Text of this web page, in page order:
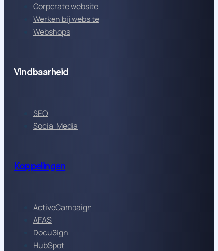
Corporate website
Werken bij website
Webshops
Vindbaarheid
SEO
Social Media
Koppelingen
ActiveCampaign
AFAS
DocuSign
HubSpot